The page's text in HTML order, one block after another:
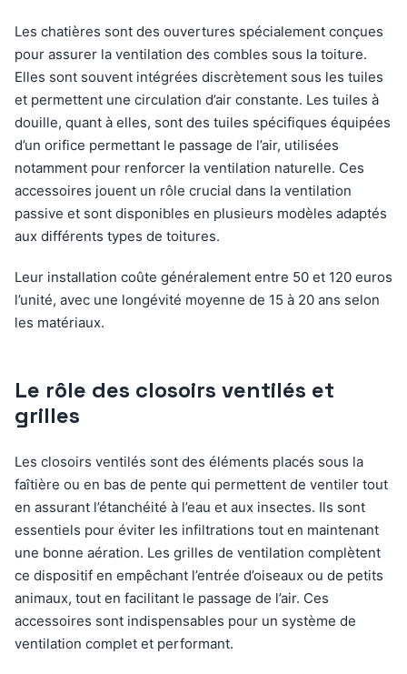
Les chatières sont des ouvertures spécialement conçues
pour assurer la ventilation des combles sous la toiture.
Elles sont souvent intégrées discrètement sous les tuiles
et permettent une circulation d’air constante. Les tuiles à
douille, quant à elles, sont des tuiles spécifiques équipées
d’un orifice permettant le passage de l’air, utilisées
notamment pour renforcer la ventilation naturelle. Ces
accessoires jouent un rôle crucial dans la ventilation
passive et sont disponibles en plusieurs modèles adaptés
aux différents types de toitures.
Leur installation coûte généralement entre 50 et 120 euros
l’unité, avec une longévité moyenne de 15 à 20 ans selon
les matériaux.
Le rôle des closoirs ventilés et
grilles
Les closoirs ventilés sont des éléments placés sous la
faîtière ou en bas de pente qui permettent de ventiler tout
en assurant l’étanchéité à l’eau et aux insectes. Ils sont
essentiels pour éviter les infiltrations tout en maintenant
une bonne aération. Les grilles de ventilation complètent
ce dispositif en empêchant l’entrée d’oiseaux ou de petits
animaux, tout en facilitant le passage de l’air. Ces
accessoires sont indispensables pour un système de
ventilation complet et performant.